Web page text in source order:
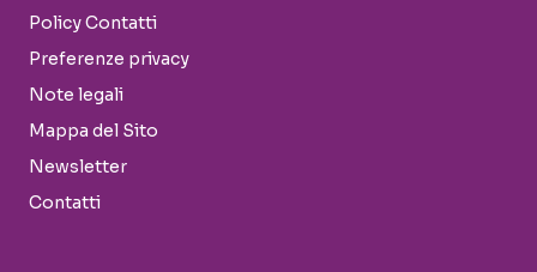
Policy Contatti
Preferenze privacy
Note legali
Mappa del Sito
Newsletter
Contatti